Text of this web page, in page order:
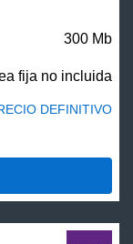
300 Mb
fija no incluida
DEFINITIVO